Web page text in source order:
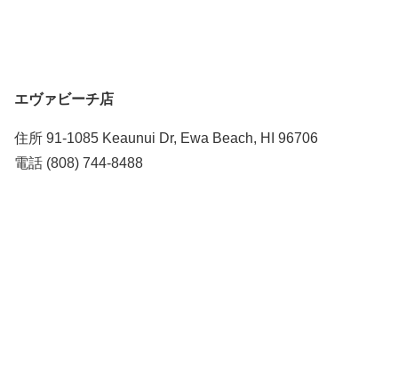
エヴァビーチ店
住所 91-1085 Keaunui Dr, Ewa Beach, HI 96706
電話 (808) 744-8488